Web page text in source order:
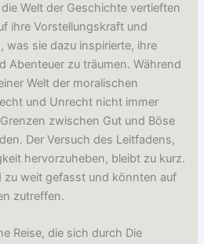
Welt der Geschichte vertieften
ihre Vorstellungskraft und
was sie dazu inspirierte, ihre
Abenteuer zu träumen. Während
Welt der moralischen
und Unrecht nicht immer
zwischen Gut und Böse
Der Versuch des Leitfadens,
hervorzuheben, bleibt zu kurz.
zu weit gefasst und könnten auf
zutreffen.
Reise, die sich durch Die